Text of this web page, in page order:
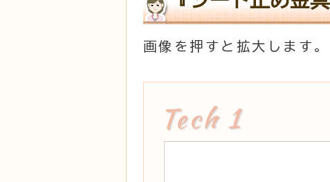
画像を押すと拡大します。